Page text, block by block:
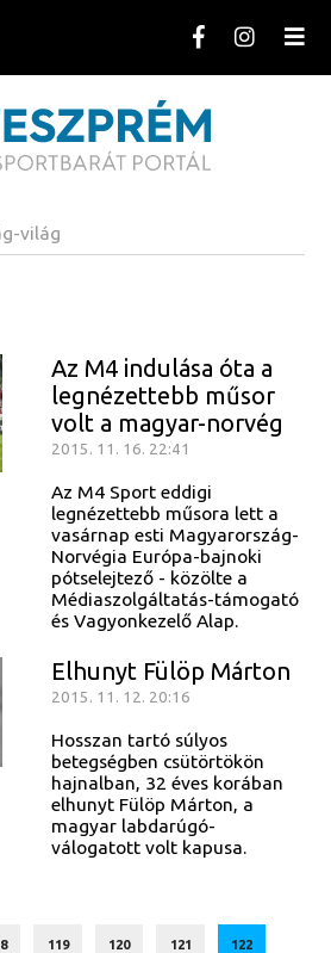
világ
Az M4 indulása óta a
legnézettebb műsor
volt a magyar-norvég
2015. 11. 16. 22:41
Az M4 Sport eddigi
legnézettebb műsora lett a
vasárnap esti Magyarország-
Norvégia Európa-bajnoki
pótselejtező - közölte a
Médiaszolgáltatás-támogató
és Vagyonkezelő Alap.
Elhunyt Fülöp Márton
2015. 11. 12. 20:16
Hosszan tartó súlyos
betegségben csütörtökön
hajnalban, 32 éves korában
elhunyt Fülöp Márton, a
magyar labdarúgó-
válogatott volt kapusa.
119 120 121 122